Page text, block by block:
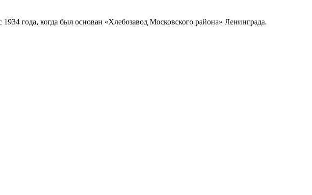
года, когда был основан «Хлебозавод Московского района» Ленинграда.